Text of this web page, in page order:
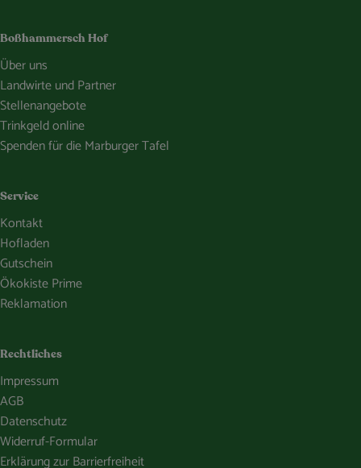
Boßhammersch Hof
Über uns
Landwirte und Partner
Stellenangebote
Trinkgeld online
Spenden für die Marburger Tafel
Service
Kontakt
Hofladen
Gutschein
Ökokiste Prime
Reklamation
Rechtliches
Impressum
AGB
Datenschutz
Widerruf-Formular
Erklärung zur Barrierfreiheit